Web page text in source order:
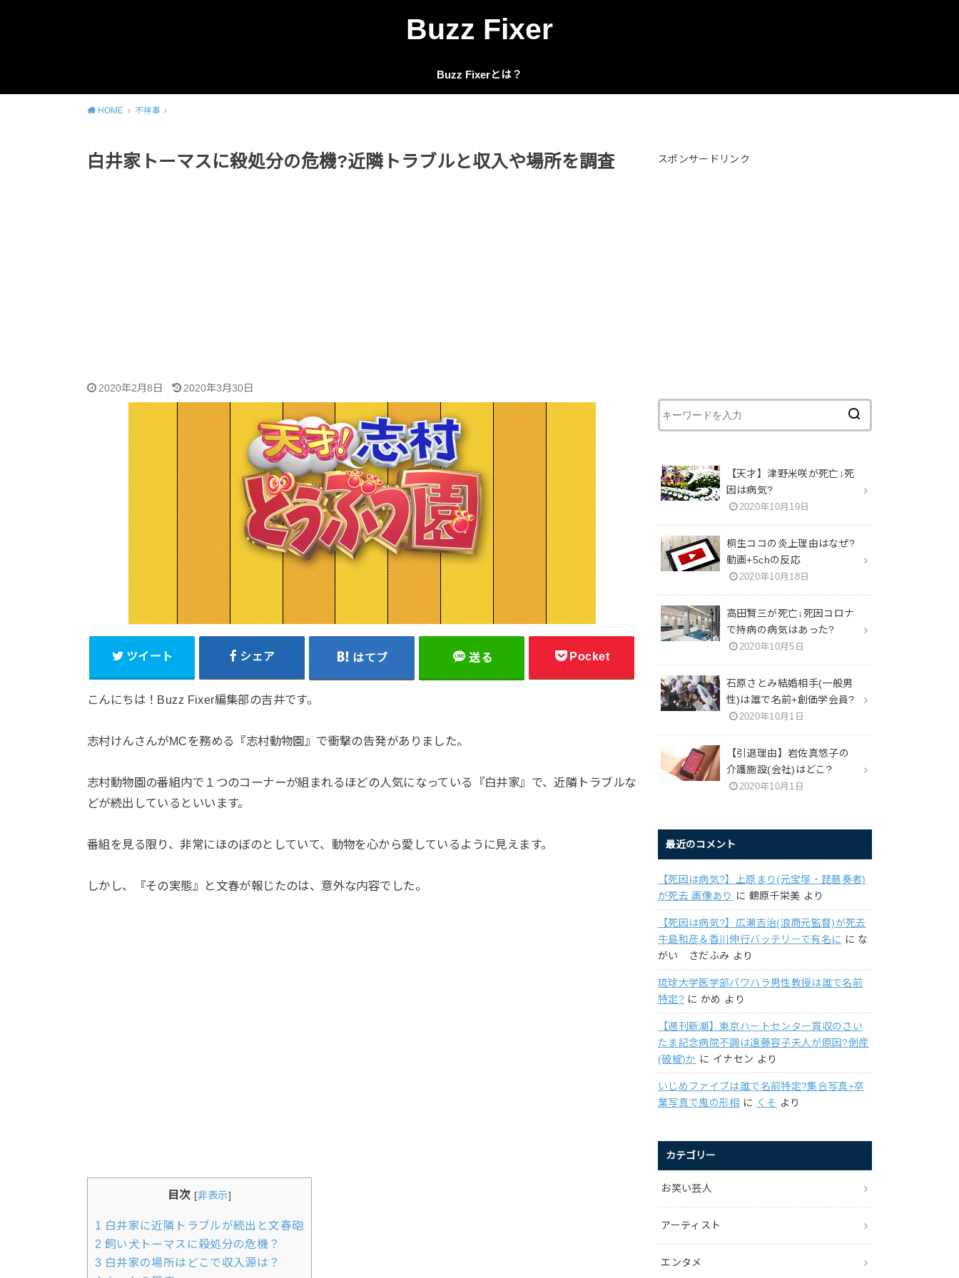
Buzz Fixer
Buzz Fixerとは？
HOME 不祥事
白井家トーマスに殺処分の危機?近隣トラブルと収入や場所を調査
2020年2月8日 2020年3月30日
ツイート シェア はてブ 送る Pocket
こんにちは！Buzz Fixer編集部の吉井です。
志村けんさんがMCを務める『志村動物園』で衝撃の告発がありました。
志村動物園の番組内で１つのコーナーが組まれるほどの人気になっている『白井家』で、近隣トラブルな
どが続出しているといいます。
番組を見る限り、非常にほのぼのとしていて、動物を心から愛しているように見えます。
しかし、『その実態』と文春が報じたのは、意外な内容でした。
目次 [非表示]
1 白井家に近隣トラブルが続出と文春砲
2 飼い犬トーマスに殺処分の危機？
3 白井家の場所はどこで収入源は？
スポンサードリンク
【天才】津野米咲が死亡↓死
因は病気?
2020年10月19日
桐生ココの炎上理由はなぜ?
動画+5chの反応
2020年10月18日
高田賢三が死亡↓死因コロナ
で持病の病気はあった?
2020年10月5日
石原さとみ結婚相手(一般男
性)は誰で名前+創価学会員?
2020年10月1日
【引退理由】岩佐真悠子の
介護施設(会社)はどこ?
2020年10月1日
最近のコメント
【死因は病気?】上原まり(元宝塚・琵琶奏者)
が死去 画像あり
に 鶴原千栄美 より
【死因は病気?】広瀬吉治(浪商元監督)が死去
牛島和彦＆香川伸行バッテリーで有名に に な
がい さだふみ より
琉球大学医学部パワハラ男性教授は誰で名前
特定? にかめ より
【週刊新潮】東京ハートセンター買収のさい
たま記念病院不調は遠藤容子夫人が原因?倒産
(破綻)か に イナセン より
いじめファイブは誰で名前特定?集合写真+卒
業写真で鬼の形相 に くそ より
カテゴリー
お笑い芸人
アーティスト
エンタメ